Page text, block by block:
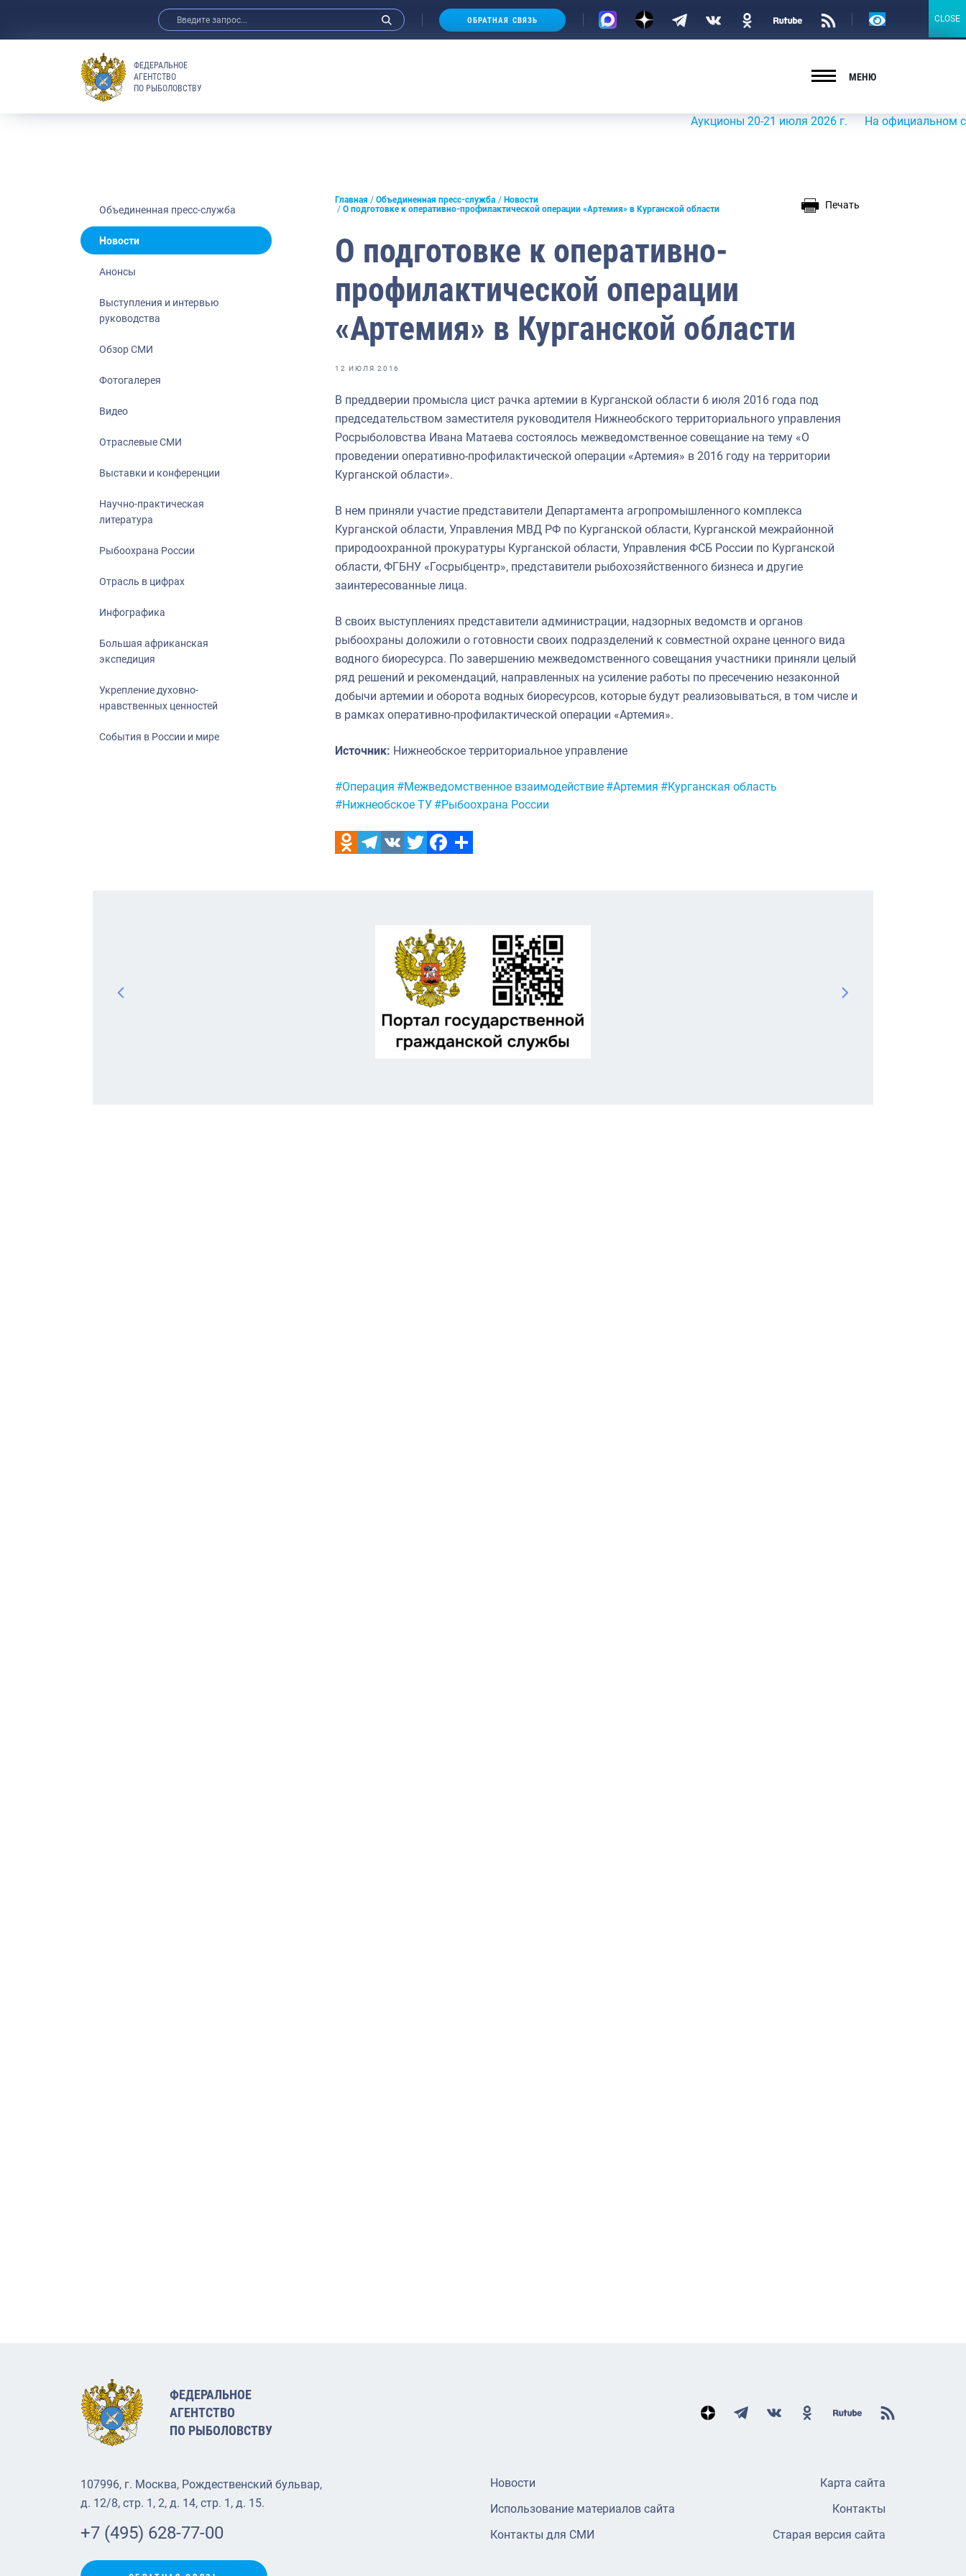
Анонсы
Отраслевые СМИ
Выставки и конференции
Научно-практическая литература
Рыбоохрана России
Большая африканская экспедиция
ОБРАТНАЯ СВЯЗЬ
Версия
ФЕДЕРАЛЬНОЕ
АГЕНТСТВО
ПО РЫБОЛОВСТВУ
МЕНЮ
Аукционы 20-21 июля 2026 г. На официальном сайте
Объединенная пресс-служба
Новости
Анонсы
Выступления и интервью
руководства
Обзор СМИ
Фотогалерея
Видео
Отраслевые СМИ
Выставки и конференции
Научно-практическая
литература
Рыбоохрана России
Отрасль в цифрах
Инфографика
Большая африканская
экспедиция
Укрепление духовно-
нравственных ценностей
События в России и мире
Главная Объединенная пресс-служба
Новости
О подготовке к оперативно-профилактической операции «Артемия» в Курганской области
Печать
О подготовке к оперативно-
профилактической операции
«Артемия» в Курганской области
12 ИЮЛЯ 2016
В преддверии промысла цист рачка артемии в Курганской области 6 июля 2016 года под
председательством заместителя руководителя Нижнеобского территориального управления
Росрыболовства Ивана Матаева состоялось межведомственное совещание на тему «О
проведении оперативно-профилактической операции «Артемия» в 2016 году на территории
Курганской области».
В нем приняли участие представители Департамента агропромышленного комплекса
Курганской области, Управления МВД РФ по Курганской области, Курганской межрайонной
природоохранной прокуратуры Курганской области, Управления ФСБ России по Курганской
области, ФГБНУ «Госрыбцентр», представители рыбохозяйственного бизнеса и другие
заинтересованные лица.
В своих выступлениях представители администрации, надзорных ведомств и органов
рыбоохраны доложили о готовности своих подразделений к совместной охране ценного вида
водного биоресурса. По завершению межведомственного совещания участники приняли целый
ряд решений и рекомендаций, направленных на усиление работы по пресечению незаконной
добычи артемии и оборота водных биоресурсов, которые будут реализовываться, в том числе и
в рамках оперативно-профилактической операции «Артемия».
Источник: Нижнеобское территориальное управление
Метки:
#Операция #Межведомственное взаимодействие #Артемия #Курганская область
#Нижнеобское ТУ #Рыбоохрана России
ФЕДЕРАЛЬНОЕ
АГЕНТСТВО
ПО РЫБОЛОВСТВУ
107996, г. Москва, Рождественский бульвар,
д. 12/8, стр. 1, 2, д. 14, стр. 1, д. 15.
+7 (495) 628-77-00
Новости
Использование материалов сайта
Контакты для СМИ
Карта сайта
Контакты
Старая версия сайта
CLOSE
CLOSE